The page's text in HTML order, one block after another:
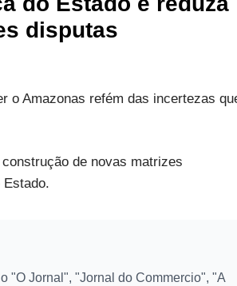
disputas
o Amazonas refém das incertezas
de novas matrizes
"O Jornal", "Jornal do Commercio", "A